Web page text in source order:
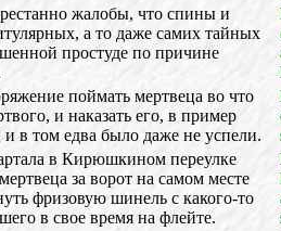
жалобы, что спины и
а то даже самих тайных
простуде по причине
поймать мертвеца во что
и наказать его, в пример
в том едва было даже не успели.
в Кирюшкином переулке
за ворот на самом месте
фризовую шинель с какого-то
в свое время на флейте.